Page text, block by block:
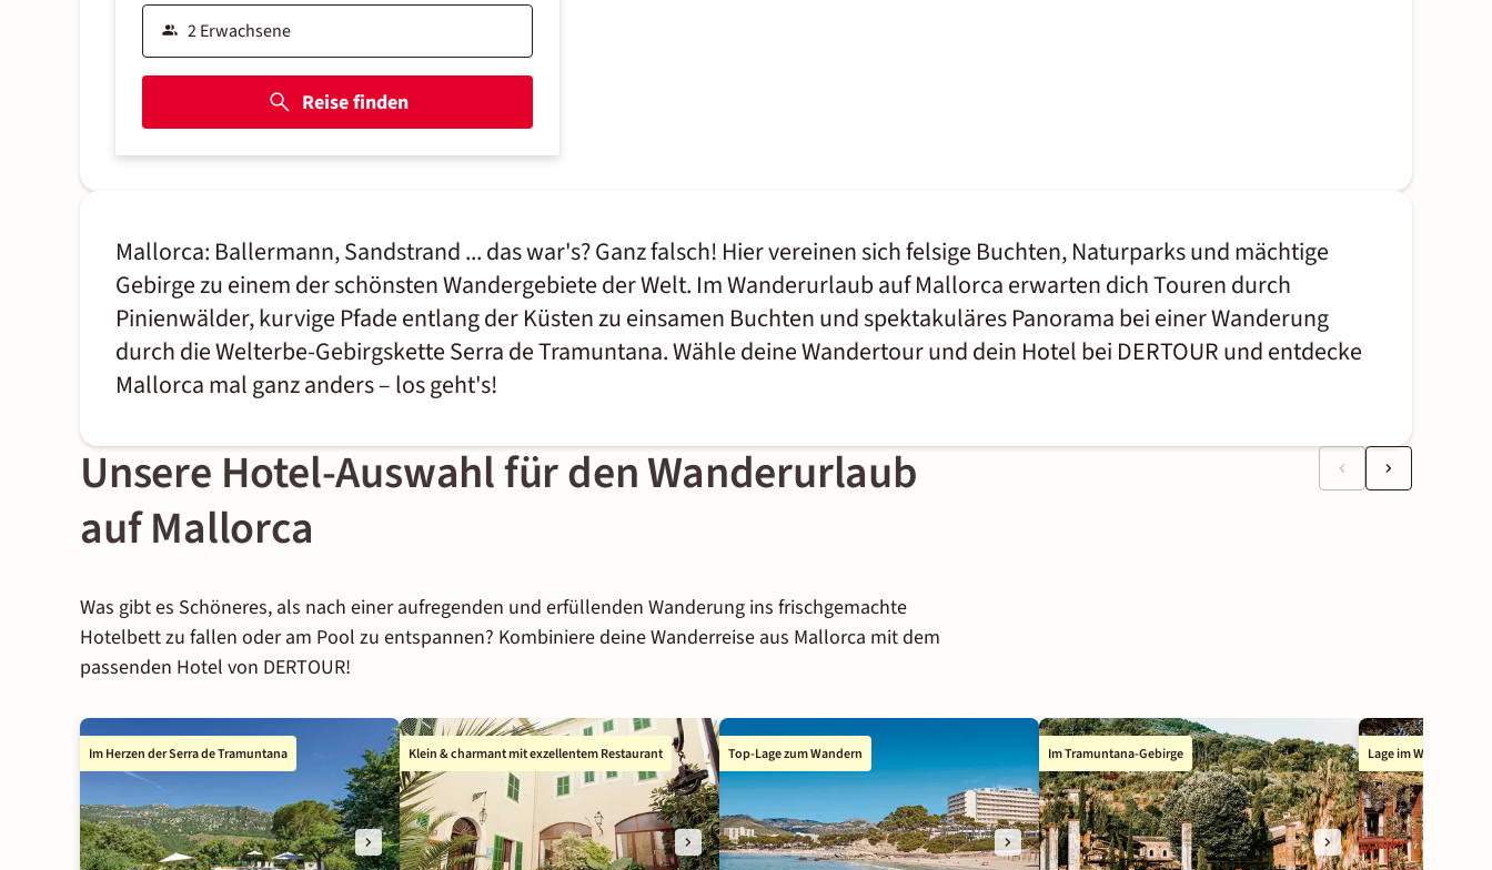
Reise finden
Mallorca: Ballermann, Sandstrand ... das war's? Ganz falsch! Hier vereinen sich felsige Buchten, Naturparks und mächtige
Gebirge zu einem der schönsten Wandergebiete der Welt. Im Wanderurlaub auf Mallorca erwarten dich Touren durch
Pinienwälder, kurvige Pfade entlang der Küsten zu einsamen Buchten und spektakuläres Panorama bei einer Wanderung
durch die Welterbe-Gebirgskette Serra de Tramuntana. Wähle deine Wandertour und dein Hotel bei DERTOUR und entdecke
Mallorca mal ganz anders – los geht's!
Unsere Hotel-Auswahl für den Wanderurlaub
auf Mallorca
Was gibt es Schöneres, als nach einer aufregenden und erfüllenden Wanderung ins frischgemachte
Hotelbett zu fallen oder am Pool zu entspannen? Kombiniere deine Wanderreise aus Mallorca mit dem
passenden Hotel von DERTOUR!
Im Herzen der Serra de Tramuntana Klein & charmant mit exzellentem Restaurant Top-Lage zum Wandern Im Tramuntana-Gebirge Lage im